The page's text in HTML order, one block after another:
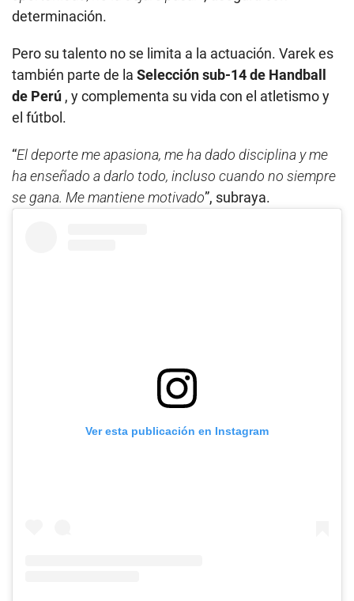
determinación.
Pero su talento no se limita a la actuación. Varek es
también parte de la Selección sub-14 de Handball
de Perú , y complementa su vida con el atletismo y
el fútbol.
“El deporte me apasiona, me ha dado disciplina y me
ha enseñado a darlo todo, incluso cuando no siempre
se gana. Me mantiene motivado”, subraya.
Ver esta publicación en Instagram